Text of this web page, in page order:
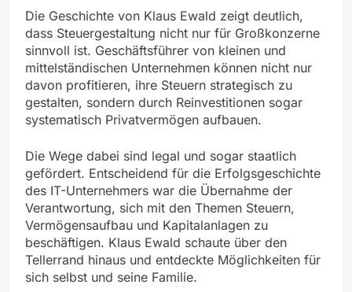
Die Geschichte von Klaus Ewald zeigt deutlich,
dass Steuergestaltung nicht nur für Großkonzerne
sinnvoll ist. Geschäftsführer von kleinen und
mittelständischen Unternehmen können nicht nur
davon profitieren, ihre Steuern strategisch zu
gestalten, sondern durch Reinvestitionen sogar
systematisch Privatvermögen aufbauen.
Die Wege dabei sind legal und sogar staatlich
gefördert. Entscheidend für die Erfolgsgeschichte
des IT-Unternehmers war die Übernahme der
Verantwortung, sich mit den Themen Steuern,
Vermögensaufbau und Kapitalanlagen zu
beschäftigen. Klaus Ewald schaute über den
Tellerrand hinaus und entdeckte Möglichkeiten für
sich selbst und seine Familie.